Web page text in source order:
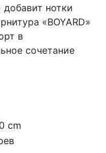
нотки
«BOYARD»
в
сочетание
cm